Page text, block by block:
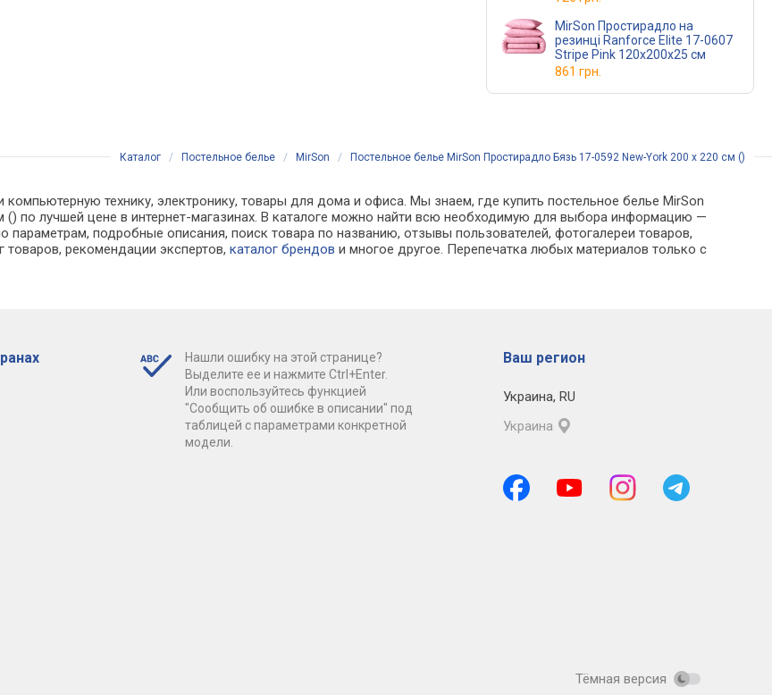
MirSon Простирадло на
резинці Ranforce Elite 17-0607
Stripe Pink 120x200x25 см
861 грн.
Каталог / Постельное белье / MirSon / Постельное белье MirSon Простирадло Бязь 17-0592 New-York 200 х 220 см ()
технику, электронику, товары для дома и офиса. Мы знаем, где купить постельное белье MirSon
() по лучшей цене в интернет-магазинах. В каталоге можно найти всю необходимую для выбора информацию —
параметрам, подробные описания, поиск товара по названию, отзывы пользователей, фотогалереи товаров,
товаров, рекомендации экспертов,каталог брендов и многое другое. Перепечатка любых материалов только с
Нашли ошибку на этой странице?
Выделите ее и нажмите Ctrl+Enter.
Или воспользуйтесь функцией
"Сообщить об ошибке в описании" под
таблицей с параметрами конкретной
модели.
Ваш регион
Украина, RU
Украина
Тёмная версия